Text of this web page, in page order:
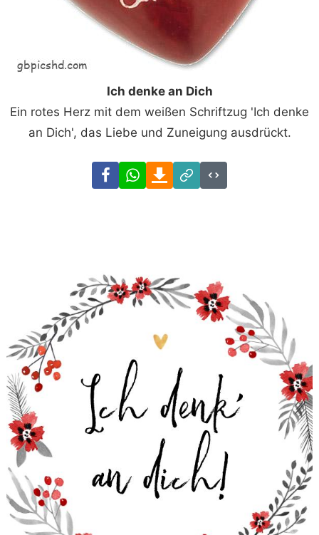
Ich denke an Dich
Ein rotes Herz mit dem weißen Schriftzug 'Ich denke
an Dich', das Liebe und Zuneigung ausdrückt.
FacebookWhatsAppDownload
Link
Code